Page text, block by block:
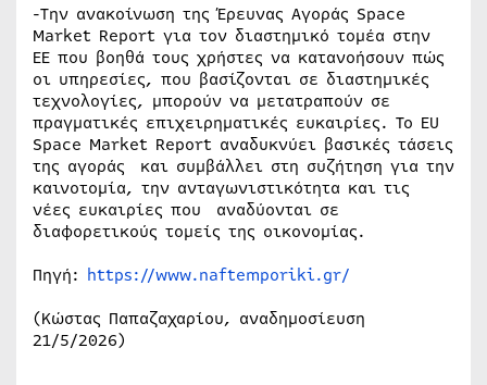
-Την ανακοίνωση της Έρευνας Αγοράς Space
Market Report για τον διαστημικό τομέα στην
ΕΕ που βοηθά τους χρήστες να κατανοήσουν πώς
οι υπηρεσίες, που βασίζονται σε διαστημικές
τεχνολογίες, μπορούν να μετατραπούν σε
πραγματικές επιχειρηματικές ευκαιρίες. Το EU
Space Market Report αναδυκνύει βασικές τάσεις
της αγοράς και συμβάλλει στη συζήτηση για την
καινοτομία, την ανταγωνιστικότητα και τις
νέες ευκαιρίες που αναδύονται σε
διαφορετικούς τομείς της οικονομίας.
Πηγή: https://www.naftemporiki.gr/
(Κώστας Παπαζαχαρίου, αναδημοσίευση
21/5/2026)